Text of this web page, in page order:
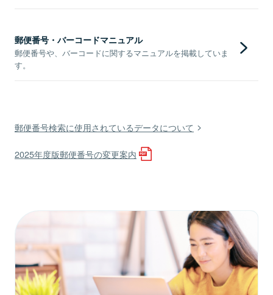
郵便番号・バーコードマニュアル
郵便番号や、バーコードに関するマニュアルを掲載していま
す。
郵便番号検索に使用されているデータについて
2025年度版郵便番号の変更案内